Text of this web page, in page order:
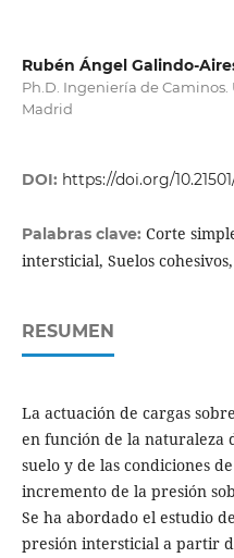
Rubén Ángel Galindo-
Ph.D. Ingeniería de
Madrid
DOI: https://doi.org/
Palabras clave: Corte
intersticial, Suelos
RESUMEN
La actuación de cargas
en función de la naturaleza
suelo y de las condiciones
incremento de la presión
Se ha abordado el estudio
presión intersticial a partir